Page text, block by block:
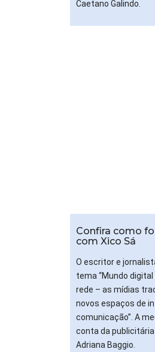
Caetano Galindo.
Confira como
com Xico Sá
O escritor e
tema “Mundo
rede – as mídias
novos espaços de
comunicação”. A
conta da
Adriana Baggio.